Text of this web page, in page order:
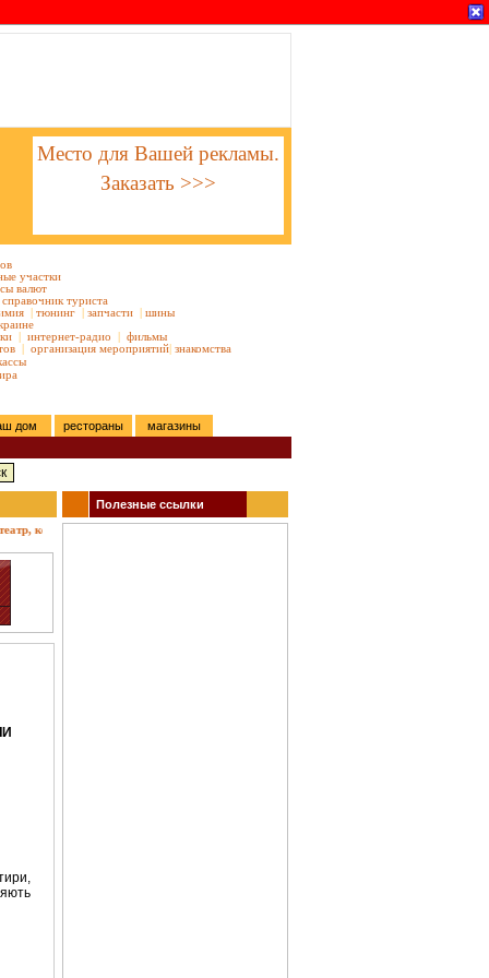
Место для Вашей рекламы.
Заказать >>>
участки
валют
справочник туриста
| тюнинг | запчасти | шины
| интернет-радио | фильмы
| организация мероприятий| знакомства
дом рестораны магазины
концерты, спектакли, гастроли, выставки, акции, музеи, спорт. Заказ билетов.
Полезные ссылки